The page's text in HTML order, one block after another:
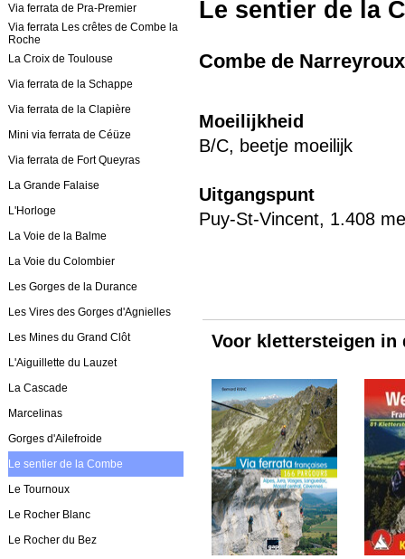
Via ferrata de Pra-Premier
Via ferrata Les crêtes de Combe la
Roche
La Croix de Toulouse
Via ferrata de la Schappe
Via ferrata de la Clapière
Mini via ferrata de Céüze
Via ferrata de Fort Queyras
La Grande Falaise
L'Horloge
La Voie de la Balme
La Voie du Colombier
Les Gorges de la Durance
Les Vires des Gorges d'Agnielles
Les Mines du Grand Clôt
L'Aiguillette du Lauzet
La Cascade
Marcelinas
Gorges d'Ailefroide
Le sentier de la Combe
Le Tournoux
Le Rocher Blanc
Le Rocher du Bez
Le sentier de la
Combe de
Moeilijkheid
B/C, beetje moeilijk
Uitgangspunt
Puy-St-Vincent, 1.408
Voor klettersteigen in